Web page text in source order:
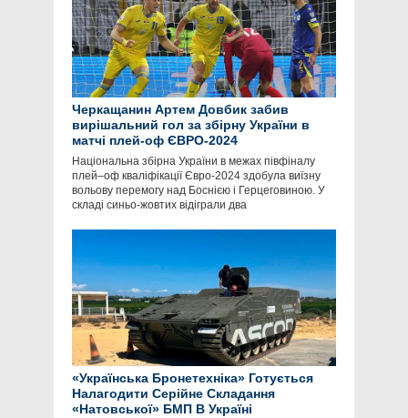
Черкащанин Артем Довбик забив
вирішальний гол за збірну України в
матчі плей-оф ЄВРО-2024
Національна збірна України в межах півфіналу
плей–оф кваліфікації Євро-2024 здобула виїзну
вольову перемогу над Боснією і Герцеговиною. У
складі синьо-жовтих відіграли два
«Українська Бронетехніка» Готується
Налагодити Серійне Складання
«Натовської» БМП В Україні